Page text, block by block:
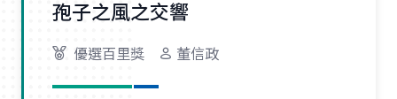
孢子之風之交響
優選百里獎 董信政